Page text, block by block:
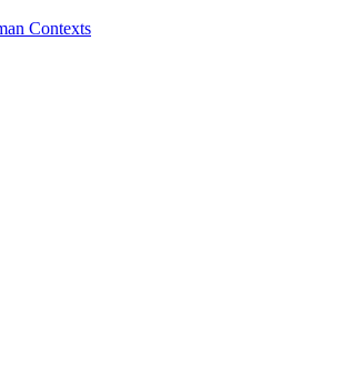
Contexts